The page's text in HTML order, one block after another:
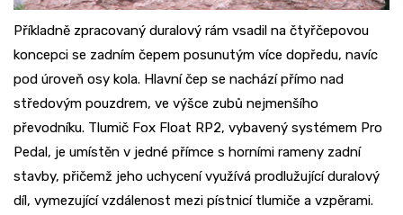
Příkladně zpracovaný duralový rám vsadil na čtyřčepovou
koncepci se zadním čepem posunutým více dopředu, navíc
pod úroveň osy kola. Hlavní čep se nachází přímo nad
středovým pouzdrem, ve výšce zubů nejmenšího
převodníku. Tlumič Fox Float RP2, vybavený systémem Pro
Pedal, je umístěn v jedné přímce s horními rameny zadní
stavby, přičemž jeho uchycení využívá prodlužující duralový
díl, vymezující vzdálenost mezi pístnicí tlumiče a vzpěrami.